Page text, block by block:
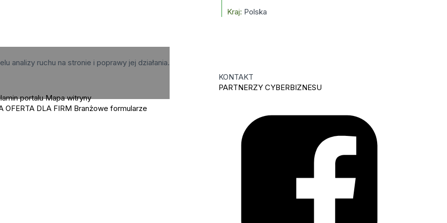
Kraj: Polska
analizy ruchu na stronie i poprawy jej działania.
portalu Mapa witryny
OFERTA DLA FIRM Branżowe formularze
KONTAKT
PARTNERZY CYBERBIZNESU